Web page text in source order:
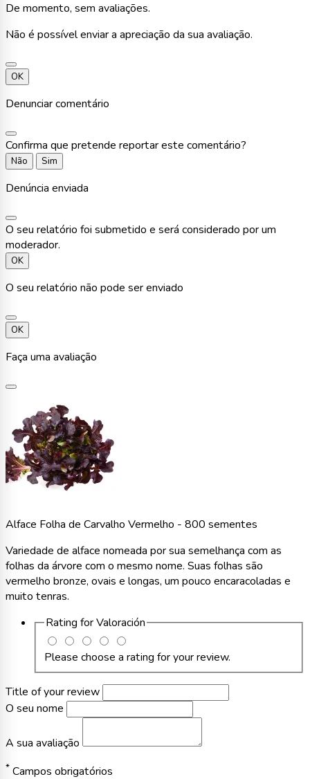
De momento, sem avaliações.
Não é possível enviar a apreciação da sua avaliação.
OK
Denunciar comentário
Confirma que pretende reportar este comentário?
Não Sim
Denúncia enviada
O seu relatório foi submetido e será considerado por um
moderador.
OK
O seu relatório não pode ser enviado
OK
Faça uma avaliação
Alface Folha de Carvalho Vermelho - 800 sementes
Variedade de alface nomeada por sua semelhança com as
folhas da árvore com o mesmo nome. Suas folhas são
vermelho bronze, ovais e longas, um pouco encaracoladas e
muito tenras.
Rating forValoración
Please choose a rating for your review.
Title of your review
O seu nome
A sua avaliação
* Campos obrigatórios